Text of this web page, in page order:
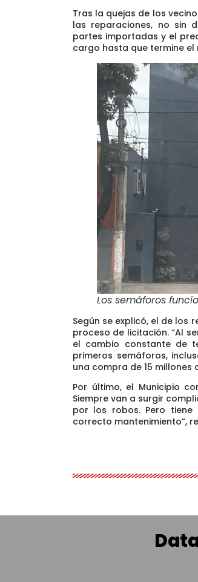
Tras la quejas de los
las reparaciones, no sin
partes importadas y el
cargo hasta que termine
Los semáforos
Según se explicó, el de los
proceso de licitación. “Al
el cambio constante de
primeros semáforos,
una compra de 15 millones
Por último, el Municipio
Siempre van a surgir
por los robos. Pero
correcto mantenimiento”,